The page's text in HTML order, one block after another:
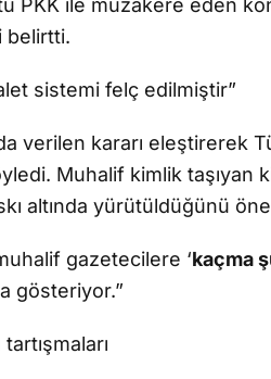
PKK ile müzakere eden
belirtti.
sistemi felç edilmiştir”
verilen kararı eleştirerek
Muhalif kimlik
altında yürütüldüğünü
gazetecilere ‘kaçma
gösteriyor.”